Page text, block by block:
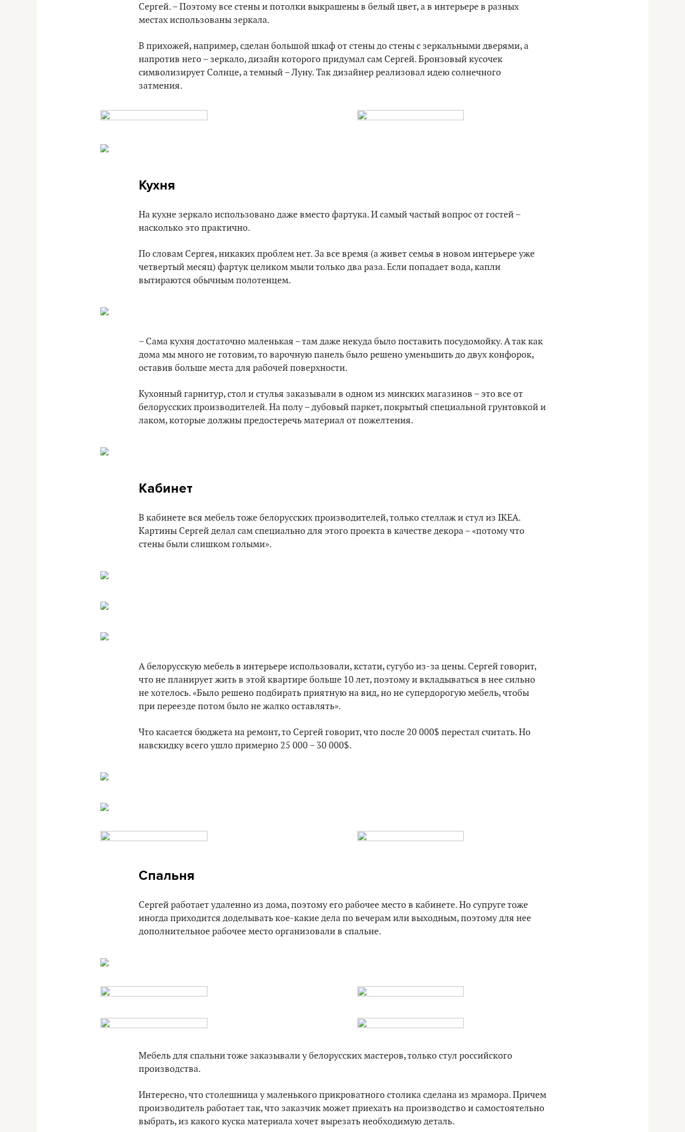
Сергей. – Поэтому все стены и потолки выкрашены в белый цвет, а в интерьере в разных
местах использованы зеркала.
В прихожей, например, сделан большой шкаф от стены до стены с зеркальными дверями, а
напротив него – зеркало, дизайн которого придумал сам Сергей. Бронзовый кусочек
символизирует Солнце, а темный – Луну. Так дизайнер реализовал идею солнечного
затмения.
Кухня
На кухне зеркало использовано даже вместо фартука. И самый частый вопрос от гостей –
насколько это практично.
По словам Сергея, никаких проблем нет. За все время (а живет семья в новом интерьере уже
четвертый месяц) фартук целиком мыли только два раза. Если попадает вода, капли
вытираются обычным полотенцем.
– Сама кухня достаточно маленькая – там даже некуда было поставить посудомойку. А так как
дома мы много не готовим, то варочную панель было решено уменьшить до двух конфорок,
оставив больше места для рабочей поверхности.
Кухонный гарнитур, стол и стулья заказывали в одном из минских магазинов – это все от
белорусских производителей. На полу – дубовый паркет, покрытый специальной грунтовкой и
лаком, которые должны предостеречь материал от пожелтения.
Кабинет
В кабинете вся мебель тоже белорусских производителей, только стеллаж и стул из IKEA.
Картины Сергей делал сам специально для этого проекта в качестве декора – «потому что
стены были слишком голыми».
А белорусскую мебель в интерьере использовали, кстати, сугубо из-за цены. Сергей говорит,
что не планирует жить в этой квартире больше 10 лет, поэтому и вкладываться в нее сильно
не хотелось. «Было решено подбирать приятную на вид, но не супердорогую мебель, чтобы
при переезде потом было не жалко оставлять».
Что касается бюджета на ремонт, то Сергей говорит, что после 20 000$ перестал считать. Но
навскидку всего ушло примерно 25 000 – 30 000$.
Спальня
Сергей работает удаленно из дома, поэтому его рабочее место в кабинете. Но супруге тоже
иногда приходится доделывать кое-какие дела по вечерам или выходным, поэтому для нее
дополнительное рабочее место организовали в спальне.
Мебель для спальни тоже заказывали у белорусских мастеров, только стул российского
производства.
Интересно, что столешница у маленького прикроватного столика сделана из мрамора. Причем
производитель работает так, что заказчик может приехать на производство и самостоятельно
выбрать, из какого куска материала хочет вырезать необходимую деталь.